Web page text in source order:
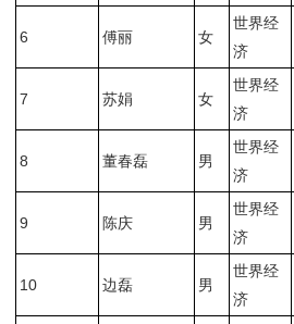
6 傅丽 女
世界经
济
7 苏娟 女
世界经
济
8 董春磊 男
世界经
济
9 陈庆 男
世界经
济
10 边磊 男
世界经
济